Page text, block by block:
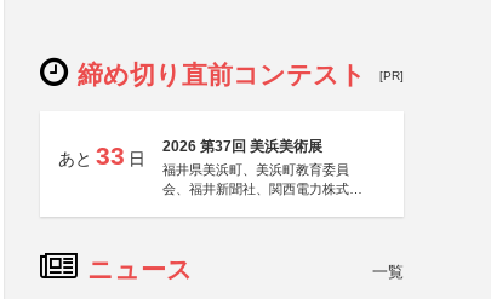
締め切り直前コンテスト [PR]
あと 33 日
2026 第37回 美浜美術展
福井県美浜町、美浜町教育委員
会、福井新聞社、関西電力株式会
ニュース 一覧